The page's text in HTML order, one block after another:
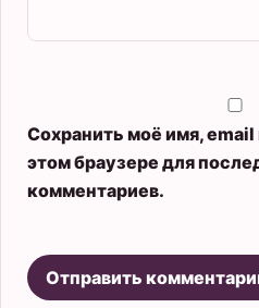
Сохранить моё имя, email
этом браузере для
комментариев.